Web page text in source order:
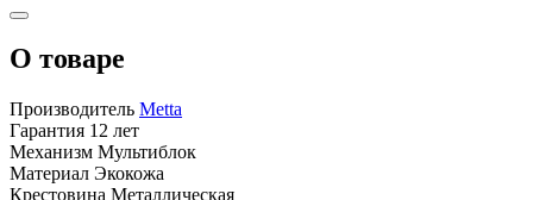
О товаре
Производитель Metta
Гарантия 12 лет
Механизм Мультиблок
Материал Экокожа
Крестовина Металлическая